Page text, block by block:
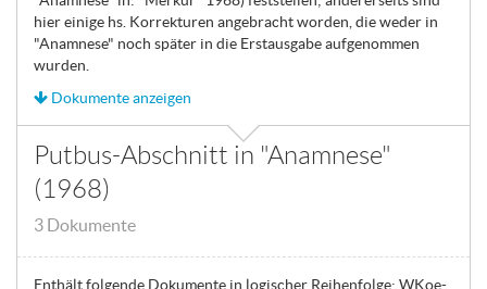
hier einige hs. Korrekturen angebracht worden, die weder in
"Anamnese" noch später in die Erstausgabe aufgenommen
wurden.
Dokumente anzeigen
Putbus-Abschnitt in "Anamnese"
(1968)
3 Dokumente
Enthält folgende Dokumente in logischer Reihenfolge: WKoe-